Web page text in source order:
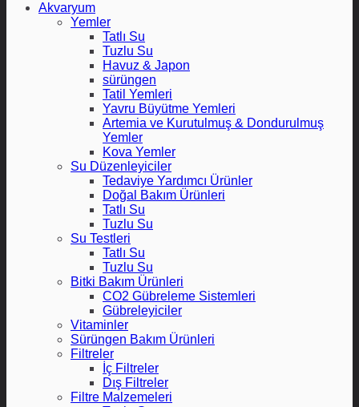
Akvaryum
Yemler
Tatlı Su
Tuzlu Su
Havuz & Japon
sürüngen
Tatil Yemleri
Yavru Büyütme Yemleri
Artemia ve Kurutulmuş & Dondurulmuş
Yemler
Kova Yemler
Su Düzenleyiciler
Tedaviye Yardımcı Ürünler
Doğal Bakım Ürünleri
Tatlı Su
Tuzlu Su
Su Testleri
Tatlı Su
Tuzlu Su
Bitki Bakım Ürünleri
CO2 Gübreleme Sistemleri
Gübreleyiciler
Vitaminler
Sürüngen Bakım Ürünleri
Filtreler
İç Filtreler
Dış Filtreler
Filtre Malzemeleri